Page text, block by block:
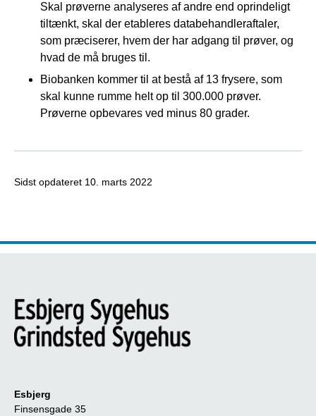
Skal prøverne analyseres af andre end oprindeligt
tiltænkt, skal der etableres databehandleraftaler,
som præciserer, hvem der har adgang til prøver, og
hvad de må bruges til.
Biobanken kommer til at bestå af 13 frysere, som
skal kunne rumme helt op til 300.000 prøver.
Prøverne opbevares ved minus 80 grader.
Sidst opdateret 10. marts 2022
Esbjerg
Finsensgade 35